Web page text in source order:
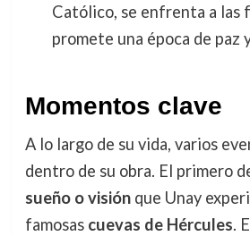
Católico, se enfrenta a las
promete una época de paz
Momentos clave
A lo largo de su vida, varios
dentro de su obra. El primero
sueño o visiónque Unay
famosas cuevas de Hércules.